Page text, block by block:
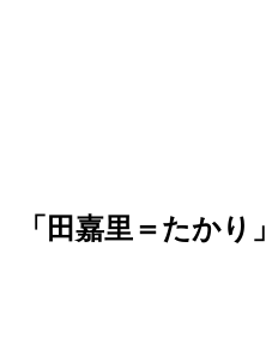
「田嘉里＝たかり」